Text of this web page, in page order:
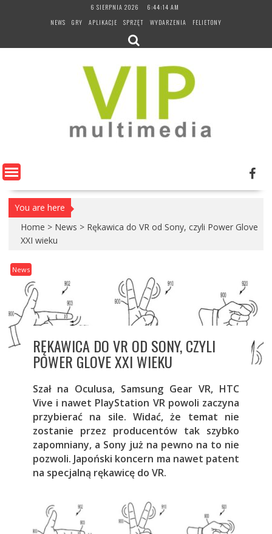
6 SIERPNIA 2026
6:44:15 AM
NEWS
GRY APLIKACJE SPRZĘT WYDARZENIA FELIETONY
You are here
Home > News > Rękawica do VR od Sony, czyli Power Glove
XXI wieku
News
RĘKAWICA DO VR OD SONY, CZYLI
POWER GLOVE XXI WIEKU
Szał na Oculusa, Samsung Gear VR, HTC
Vive i nawet PlayStation VR powoli zaczyna
przybierać na sile. Widać, że temat nie
zostanie przez producentów tak szybko
zapomniany, a Sony już na pewno na to nie
pozwoli. Japoński koncern ma nawet patent
na specjalną rękawicę do VR.